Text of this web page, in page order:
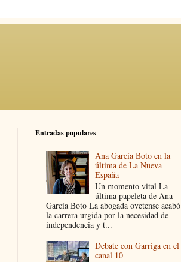
Entradas populares
Ana García Boto en la
última de La Nueva
España
Un momento vital La
última papeleta de Ana
García Boto La abogada ovetense acabó
la carrera urgida por la necesidad de
independencia y t...
Debate con Garriga en el
canal 10